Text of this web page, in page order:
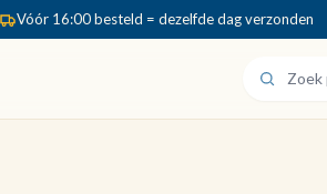
Vóór 16:00 besteld = dezelfde dag verzonden